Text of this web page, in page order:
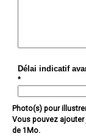
Délai indicatif
*
Photo(s) pour
Vous pouvez ajouter
de 1Mo.